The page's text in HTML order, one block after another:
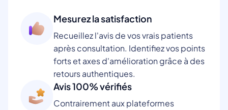
Mesurez la satisfaction
Recueillez l'avis de vos vrais patients
après consultation. Identifiez vos points
forts et axes d'amélioration grâce à des
retours authentiques.
Avis 100% vérifiés
Contrairement aux plateformes